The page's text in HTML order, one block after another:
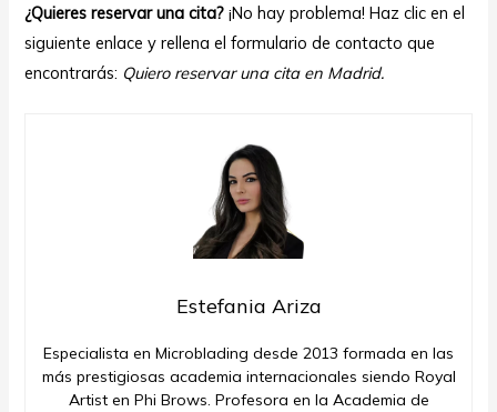
¿Quieres reservar una cita?¡No hay problema! Haz clic en el
siguiente enlace y rellena el formulario de contacto que
encontrarás: Quiero reservar una cita en Madrid.
Estefania Ariza
Especialista en Microblading desde 2013 formada en las
más prestigiosas academia internacionales siendo Royal
Artist en Phi Brows. Profesora en la Academia de